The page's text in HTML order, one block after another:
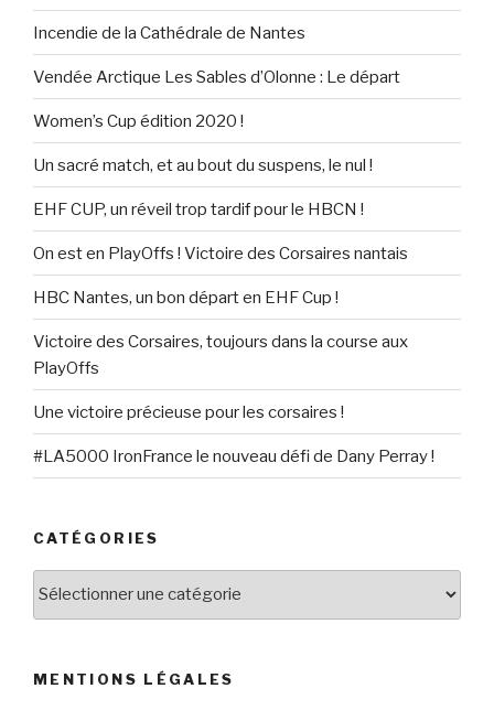
Incendie de la Cathédrale de Nantes
Vendée Arctique Les Sables d’Olonne : Le départ
Women’s Cup édition 2020 !
Un sacré match, et au bout du suspens, le nul !
EHF CUP, un réveil trop tardif pour le HBCN !
On est en PlayOffs ! Victoire des Corsaires nantais
HBC Nantes, un bon départ en EHF Cup !
Victoire des Corsaires, toujours dans la course aux
PlayOffs
Une victoire précieuse pour les corsaires !
#LA5000 IronFrance le nouveau défi de Dany Perray !
CATÉGORIES
MENTIONS LÉGALES